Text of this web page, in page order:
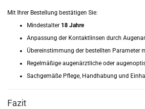
Mit Ihrer Bestellung bestätigen Sie:
Mindestalter 18 Jahre
Anpassung der Kontaktlinsen durch
Übereinstimmung der bestellten Parameter
Regelmäßige augenärztliche oder
Sachgemäße Pflege, Handhabung und
Fazit